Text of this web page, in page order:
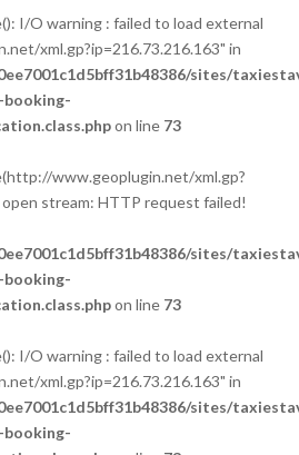
I/O warning : failed to load external
xml.gp?ip=216.73.216.163" in
sites/
on line 73
www.geoplugin.net/xml.gp?
stream: HTTP request failed!
sites/
on line 73
I/O warning : failed to load external
xml.gp?ip=216.73.216.163" in
sites/